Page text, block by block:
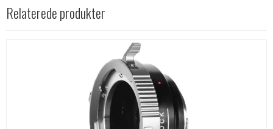
Relaterede produkter